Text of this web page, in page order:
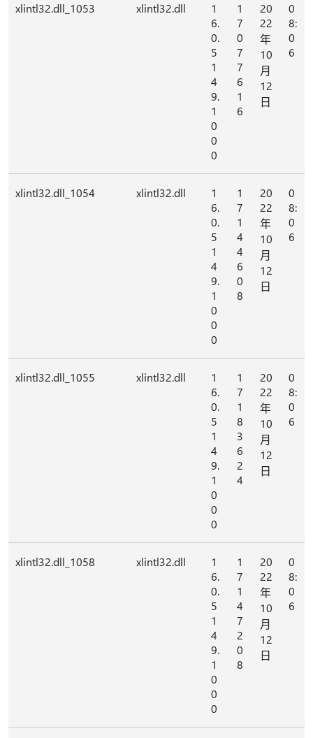
xlintl32.dll_1053 xlintl32.dll
1
6.
0.
5
1
4
9.
1
0
0
0
1
7
0
7
7
6
1
6
20
22
年
10
月
12
日
0
8:
0
6
xlintl32.dll_1054 xlintl32.dll
1
6.
0.
5
1
4
9.
1
0
0
0
1
7
1
4
4
6
0
8
20
22
年
10
月
12
日
0
8:
0
6
xlintl32.dll_1055 xlintl32.dll
1
6.
0.
5
1
4
9.
1
0
0
0
1
7
1
8
3
6
2
4
20
22
年
10
月
12
日
0
8:
0
6
xlintl32.dll_1058 xlintl32.dll
1
6.
0.
5
1
4
9.
1
0
0
0
1
7
1
4
7
2
0
8
20
22
年
10
月
12
日
0
8:
0
6